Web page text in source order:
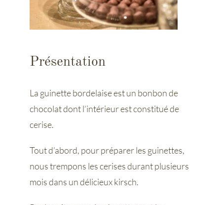
Présentation
La guinette bordelaise est un bonbon de
chocolat dont l’intérieur est constitué de
cerise.
Tout d’abord, pour préparer les guinettes,
nous trempons les cerises durant plusieurs
mois dans un délicieux kirsch.